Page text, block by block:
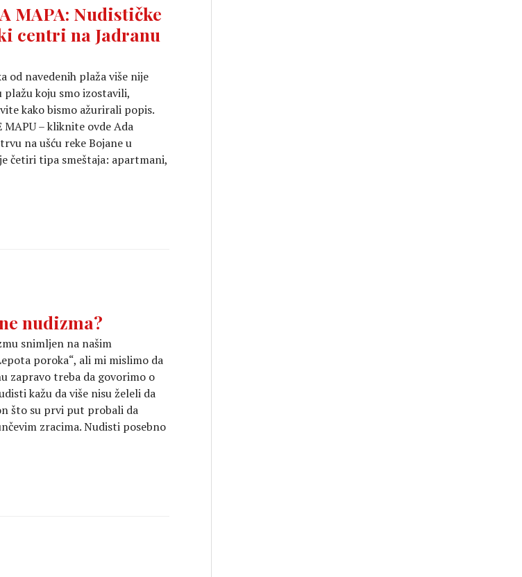
MAPA: Nudističke
centri na Jadranu
od navedenih plaža više nije
koju smo izostavili,
kako bismo ažurirali popis.
– kliknite ovde Ada
na ušću reke Bojane u
četiri tipa smeštaja: apartmani,
Nudističke plaže i turistički centri na Jadranu 2.0
nudizma?
snimljen na našim
poroka“, ali mi mislimo da
zapravo treba da govorimo o
kažu da više nisu želeli da
što su prvi put probali da
zracima. Nudisti posebno
nudizma?